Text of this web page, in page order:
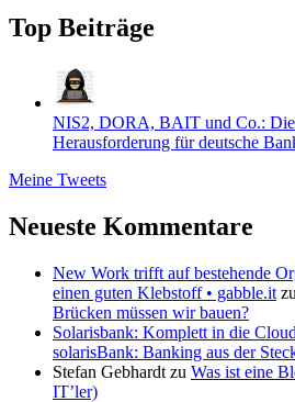
Top Beiträge
NIS2, DORA, BAIT und Co.: Die
Herausforderung für deutsche
Meine Tweets
Neueste Kommentare
New Work trifft auf bestehende
einen guten Klebstoff • gabble.it zu
Brücken müssen wir bauen?
Solarisbank: Komplett in die
solarisBank: Banking aus der
Stefan Gebhardt zu Was ist eine
IT’ler)